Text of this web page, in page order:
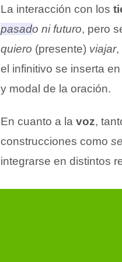
La interacción con los
pasado ni futuro, pero
quiero (presente) viajar,
el infinitivo se inserta
y modal de la oración.
En cuanto a la voz,
construcciones como
integrarse en distintos